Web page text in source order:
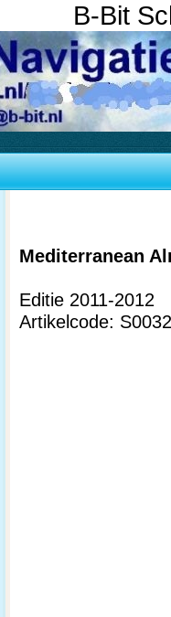
B-Bit
Mediterranean
Editie 2011-2012
Artikelcode: